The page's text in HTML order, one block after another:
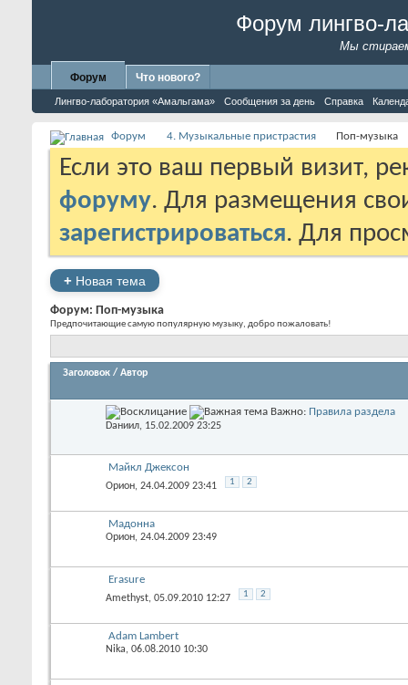
Форум лингво-
Мы
Форум
Лингво-лаборатория «Амальгама» Сообщения за день Справка
Что нового?
Форум 4. Музыкальные пристрастия Поп-музыка
Если это ваш первый визит,
форуму. Для размещения
зарегистрироваться. Для
+ Новая тема
Форум: Поп-музыка
Предпочитающие самую популярную музыку, добро пожаловать!
Заголовок / Автор
Важно: Правила раздела
Dаниил, 15.02.2009 23:25
Майкл Джексон
Орион, 24.04.2009 23:41 1 2
Мадонна
Орион, 24.04.2009 23:49
Erasure
Amethyst, 05.09.2010 12:27 1 2
Adam Lambert
Nika, 06.08.2010 10:30